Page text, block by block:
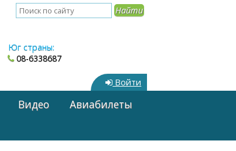
Юг страны:
08-6338687
Войти
Видео
Авиабилеты